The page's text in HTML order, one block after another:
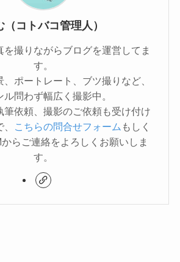
（コトバコ管理人）
を撮りながらブログを運営してま
す。
、ポートレート、ブツ撮りなど、
ル問わず幅広く撮影中。
筆依頼、撮影のご依頼も受け付け
こちらの問合せフォーム もしく
らご連絡をよろしくお願いしま
す。